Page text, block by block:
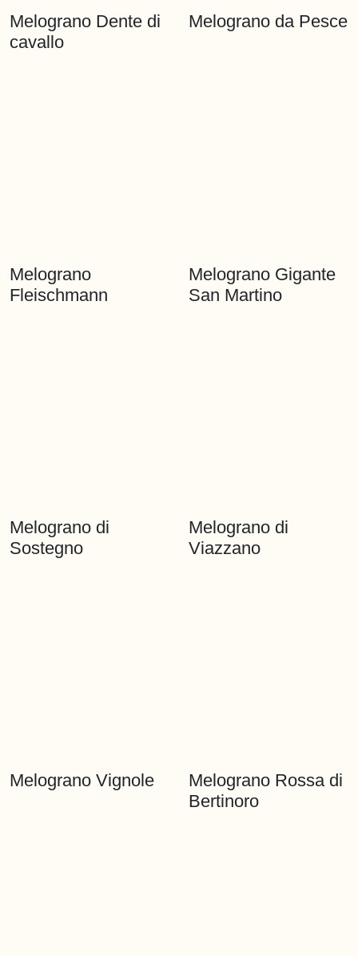
Melograno di
Bovara
Melograno di
Sassano
Melograno Scala
Santa
Melograno Nero di
Albidona
Melograno del Papa
Melograno di
Brancaleone
Melograno Venafro
Melograno di
Ponticelli
Melograno di
Stromboli
Melograno San
Sisinnio
Melograno Dente di
cavallo
Melograno da
Melograno
Fleischmann
Melograno Gigante
San Martino
Melograno di
Sostegno
Melograno di
Viazzano
Melograno Vignole
Melograno Rossa di
Bertinoro